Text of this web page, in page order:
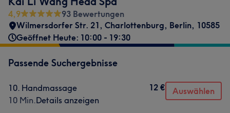
4,9
93 Bewertungen
Wilmersdorfer Str. 21, Charlottenburg, Berlin, 10585
Geöffnet Heute: 10:00 - 19:30
Passende Suchergebnisse
10. Handmassage
10 Min.Details anzeigen
12 € Auswählen